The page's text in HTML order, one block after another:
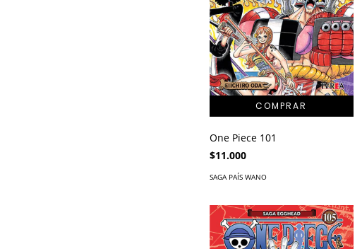
One Piece 101
$11.000
SAGA PAÍS WANO